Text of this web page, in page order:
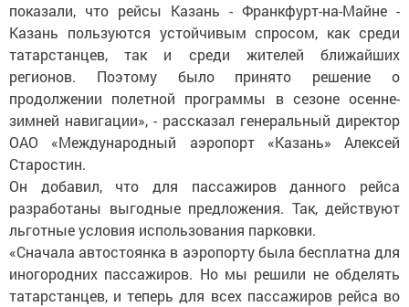
показали, что рейсы Казань - Франкфурт-на-Майне -
Казань пользуются устойчивым спросом, как среди
татарстанцев, так и среди жителей ближайших
регионов. Поэтому было принято решение о
продолжении полетной программы в сезоне осенне-
зимней навигации», - рассказал генеральный директор
ОАО «Международный аэропорт «Казань» Алексей
Старостин.
Он добавил, что для пассажиров данного рейса
разработаны выгодные предложения. Так, действуют
льготные условия использования парковки.
«Сначала автостоянка в аэропорту была бесплатна для
иногородних пассажиров. Но мы решили не обделять
татарстанцев, и теперь для всех пассажиров рейса во